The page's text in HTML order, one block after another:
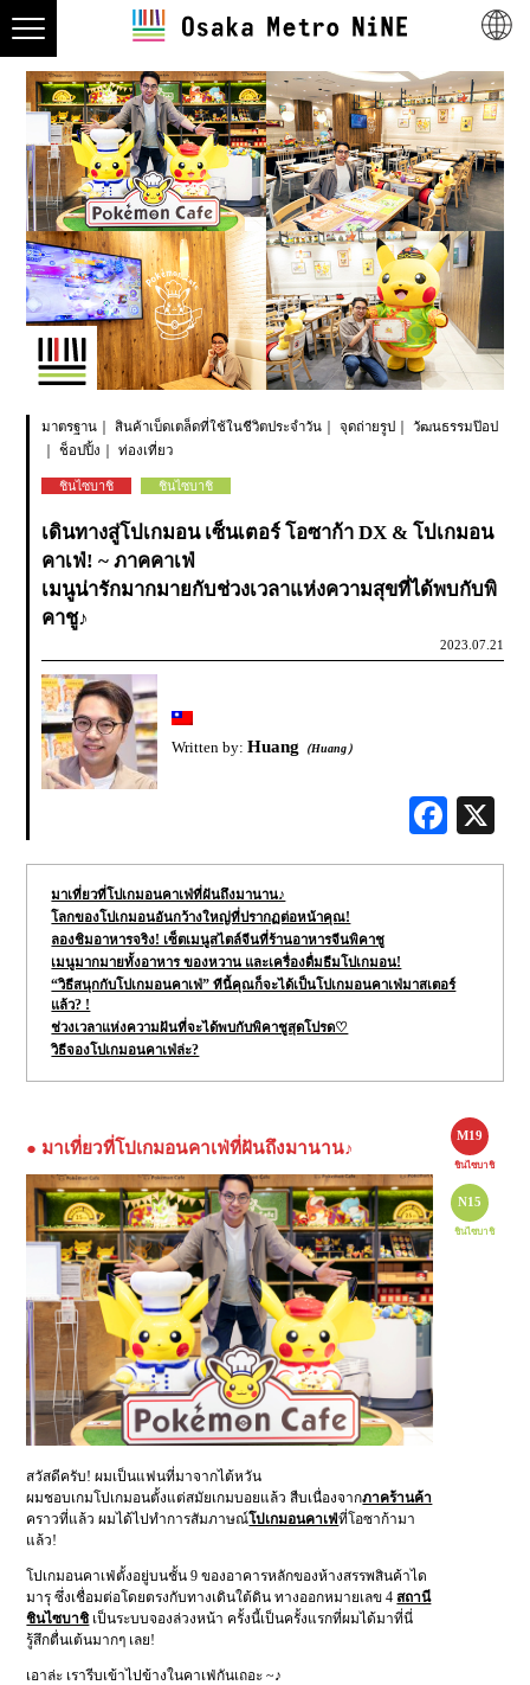
มาตรฐาน สินค้าเบ็ดเตล็ดที่ใช้ในชีวิตประจำวัน จุดถ่ายรูป
วัฒนธรรมป๊อป
ช็อปปิ้ง
ท่องเที่ยว
ชินไซบาชิ ชินไซบาชิ
เดินทางสู่โปเกมอน เซ็นเตอร์ โอซาก้า DX & โปเกมอน
คาเฟ่! ~ ภาคคาเฟ่
เมนูน่ารักมากมายกับช่วงเวลาแห่งความสุขที่ได้พบกับพิ
คาชู♪
2023.07.21
Written by: Huang （Huang）
มาเที่ยวที่โปเกมอนคาเฟ่ที่ฝันถึงมานาน♪
โลกของโปเกมอนอันกว้างใหญ่ที่ปรากฏต่อหน้าคุณ!
ลองชิมอาหารจริง! เซ็ตเมนูสไตล์จีนที่ร้านอาหารจีนพิคาชู
เมนูมากมายทั้งอาหาร ของหวาน และเครื่องดื่มธีมโปเกมอน!
“วิธีสนุกกับโปเกมอนคาเฟ่” ทีนี้คุณก็จะได้เป็นโปเกมอนคาเฟ่มาสเตอร์
แล้ว? !
ช่วงเวลาแห่งความฝันที่จะได้พบกับพิคาชูสุดโปรด♡
วิธีจองโปเกมอนคาเฟ่ล่ะ?
● มาเที่ยวที่โปเกมอนคาเฟ่ที่ฝันถึงมานาน♪
สวัสดีครับ! ผมเป็นแฟนที่มาจากไต้หวัน
ผมชอบเกมโปเกมอนตั้งแต่สมัยเกมบอยแล้ว สืบเนื่องจากภาคร้านค้า
คราวที่แล้ว ผมได้ไปทำการสัมภาษณ์โปเกมอนคาเฟ่ที่โอซาก้ามา
แล้ว!
โปเกมอนคาเฟ่ตั้งอยู่บนชั้น 9 ของอาคารหลักของห้างสรรพสินค้าได
มารุ ซึ่งเชื่อมต่อโดยตรงกับทางเดินใต้ดิน ทางออกหมายเลข 4 สถานี
ชินไซบาชิ เป็นระบบจองล่วงหน้า ครั้งนี้เป็นครั้งแรกที่ผมได้มาที่นี่
รู้สึกตื่นเต้นมากๆ เลย!
เอาล่ะ เรารีบเข้าไปข้างในคาเฟ่กันเถอะ ~♪
M19
ชินไซบาชิ
N15
ชินไซบาชิ